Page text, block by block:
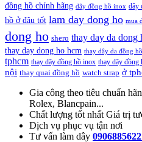
đồng hồ chính hãng dây đồng hồ inox dây
hồ ở đâu tốt lam day dong ho mua
dong ho shero thay day da dong
thay day dong ho hcm thay dây da đồng
tphcm thay dây đồng hồ inox thay dây đồng
nội thay quai đồng hồ watch strap ở
Gia công theo tiêu chuẩn
Rolex, Blancpain...
Chất lượng tốt nhất Giá trị
Dịch vụ phục vụ tận nơi
Tư vấn làm dây 0906885622